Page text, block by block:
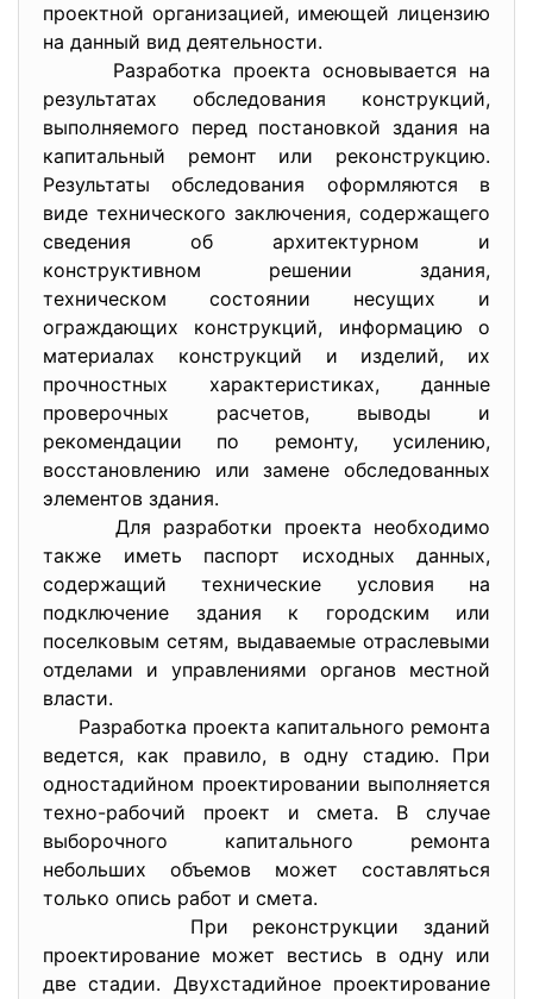
проектной организацией, имеющей лицензию
на данный вид деятельности.
Разработка проекта основывается на
результатах обследования конструкций,
выполняемого перед постановкой здания на
капитальный ремонт или реконструкцию.
Результаты обследования оформляются в
виде технического заключения, содержащего
сведения об архитектурном и
конструктивном решении здания,
техническом состоянии несущих и
ограждающих конструкций, информацию о
материалах конструкций и изделий, их
прочностных характеристиках, данные
проверочных расчетов, выводы и
рекомендации по ремонту, усилению,
восстановлению или замене обследованных
элементов здания.
Для разработки проекта необходимо
также иметь паспорт исходных данных,
содержащий технические условия на
подключение здания к городским или
поселковым сетям, выдаваемые отраслевыми
отделами и управлениями органов местной
власти.
Разработка проекта капитального ремонта
ведется, как правило, в одну стадию. При
одностадийном проектировании выполняется
техно-рабочий проект и смета. В случае
выборочного капитального ремонта
небольших объемов может составляться
только опись работ и смета.
При реконструкции зданий
проектирование может вестись в одну или
две стадии. Двухстадийное проектирование